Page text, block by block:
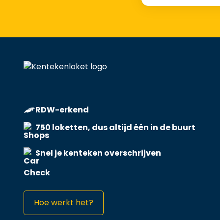
RDW-erkend
750 loketten, dus altijd één in de buurt
Snel je kenteken overschrijven
Hoe werkt het?